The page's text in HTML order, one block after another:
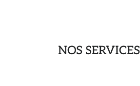
NOS SERVICES